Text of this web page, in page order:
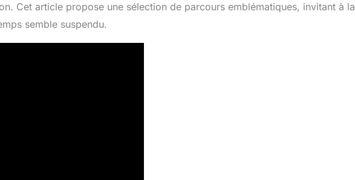
Cet article propose une sélection de parcours emblématiques, invitant à la
semble suspendu.